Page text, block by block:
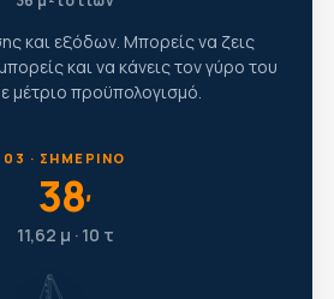
και εξόδων. Μπορείς να ζεις
και να κάνεις τον γύρο του
μέτριο προϋπολογισμό.
03 · ΣΗΜΕΡΙΝΌ
38′
11,62 μ · 10 τ